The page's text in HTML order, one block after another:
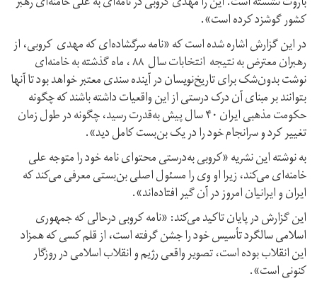
کشور گوشزد کرده است».
در این گزارش اشاره شده است که «نامه سرگشاده‌ای که مهدی کروبی، از
رهبران معترض به نتیجه انتخابات سال ۸۸ ، ماه گذشته به خامنه‌ای
نوشت بدون‌شک برای تاریخ‌نویسان در آینده سندی معتبر خواهد بود تا آنها
بتوانند بر مبنای آن درک درستی از این واقعیات داشته باشند که چگونه
حکومت مذهبی ایران ۴۰ سال پیش به‌قدرت رسید، چگونه در طول زمان
تغییر کرد و سرانجام خود را در یک بن‌بست کامل دید».
به نوشته این نشریه «کروبی به‌درستی محتوای نامه خود را متوجه علی
خامنه‌ای می‌کند، زیرا او وی را مسئول اصلی بن‌بستی معرفی می‌کند که
ایران و ایرانیان امروز در آن گیر افتاده‌اند».
این گزارش در پایان تاکید می‌‌کند: «نامه کروبی درحالی که جمهوری
اسلامی سالگرد تأسیس خود را جشن گرفته است، از قلم کسی که همزاد
این انقلاب بوده است، تصویر واقعی رژیم و انقلاب اسلامی در روزگار
کنونی است».